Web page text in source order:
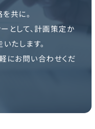
共に。
として、計画策定か
たします。
にお問い合わせくだ